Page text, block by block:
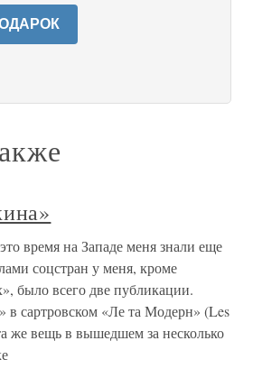
время на Западе меня знали еще
соцстран у меня, кроме
было всего две публикации.
в сартровском «Ле та Модерн» (Les
же вещь в вышедшем за несколько